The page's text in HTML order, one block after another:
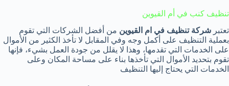
تنظيف كنب في أم القيوين
تعتبر شركة تنظيف في ام القيوين من أفضل الشركات التي تقوم
بعملية التنظيف على أكمل وجه وفي المقابل لا تأخذ الكثير من الأموال
على الخدمات التي تقدمها، وهذا لا يقلل من جودة العمل بشيء، فإنها
تقوم بتحديد الأموال التي تأخذها بناء على مساحة المكان وعلى
الخدمات التي يحتاج إليها التنظيف